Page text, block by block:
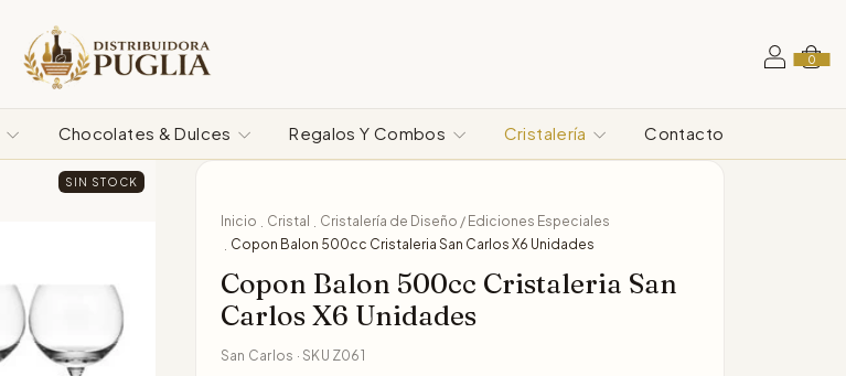
0
Chocolates & Dulces Regalos Y Combos Cristalería Contacto
SIN STOCK
Inicio Cristal
Cristalería de Diseño / Ediciones Especiales
Copon Balon 500cc Cristaleria San Carlos X6 Unidades
Copon Balon 500cc Cristaleria San
Carlos X6 Unidades
San Carlos · SKU Z061